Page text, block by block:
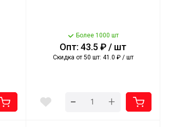
Более 1000 шт
Опт: 43.5 ₽ / шт
Скидка от 50 шт: 41.0 ₽ / шт
- +